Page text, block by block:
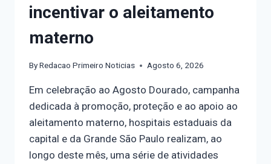
incentivar o aleitamento
materno
ByRedacao Primeiro Noticias Agosto 6, 2026
Em celebração ao Agosto Dourado, campanha
dedicada à promoção, proteção e ao apoio ao
aleitamento materno, hospitais estaduais da
capital e da Grande São Paulo realizam, ao
longo deste mês, uma série de atividades